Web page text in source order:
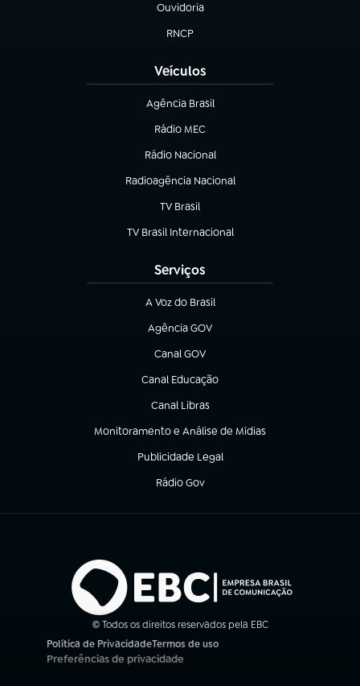
Ouvidoria
(abre em nova aba)
RNCP
(abre em nova aba)
Veículos
Agência Brasil
(abre em nova aba)
Rádio MEC
Rádio Nacional
(abre em nova aba)
Radioagência Nacional
(abre em nova aba)
TV Brasil
(abre em nova aba)
TV Brasil Internacional
(abre em nova aba)
Serviços
A Voz do Brasil
(abre em nova aba)
Agência GOV
(abre em nova aba)
Canal GOV
(abre em nova aba)
Canal Educação
(abre em nova aba)
Canal Libras
(abre em nova aba)
Monitoramento e Análise de Mídias
(abre em nova aba)
Publicidade Legal
(abre em nova aba)
Rádio Gov
(abre em nova aba)
© Todos os direitos reservados pela EBC
Política de Privacidade
(abre em nova aba)
Termos de uso
(abre em nova aba)
Preferências de privacidade